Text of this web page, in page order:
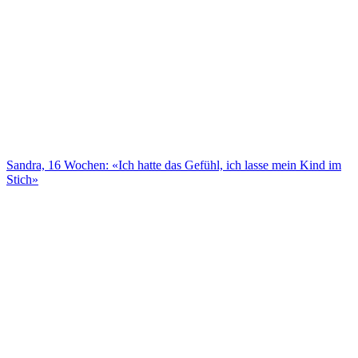
Sandra, 16 Wochen: «Ich hatte das Gefühl, ich lasse mein Kind im
Stich»